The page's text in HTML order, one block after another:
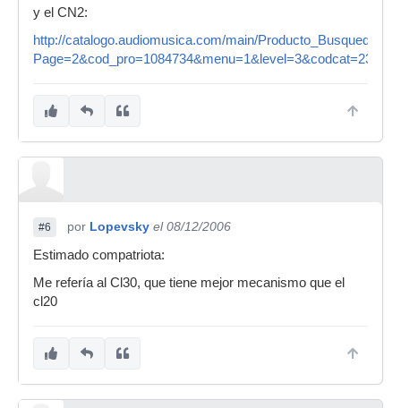
y el CN2:
http://catalogo.audiomusica.com/main/
#6 por Lopevsky el 08/12/2006
Estimado compatriota:
Me refería al Cl30, que tiene mejor mecanismo que el
cl20